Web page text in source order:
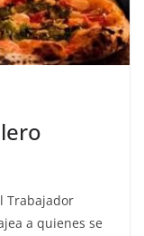
Trabajador
a quienes se